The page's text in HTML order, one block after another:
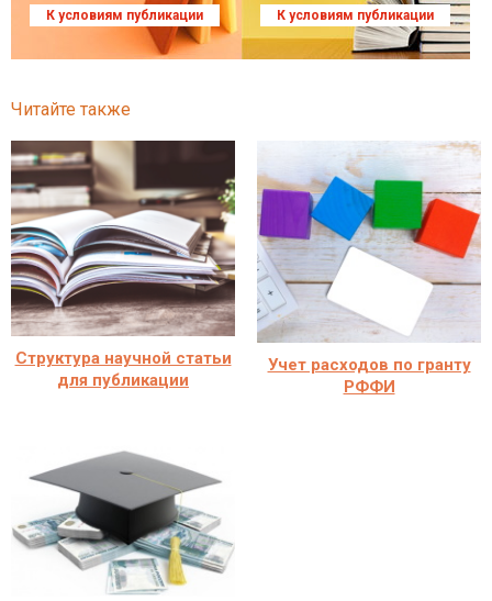
К условиям публикации К условиям публикации
Читайте также
Структура научной статьи
для публикации
Учет расходов по гранту
РФФИ